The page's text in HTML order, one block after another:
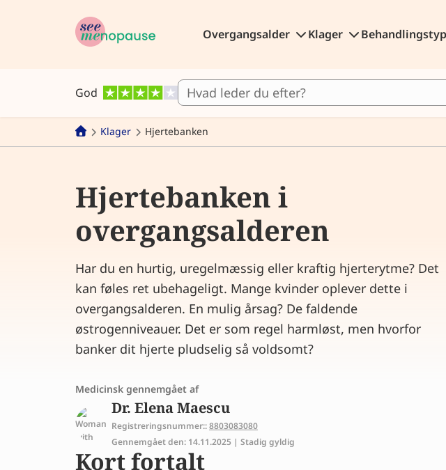
Overgangsalder Klager
God
Klager Hjertebanken
Hjertebanken i
overgangsalderen
Har du en hurtig, uregelmæssig eller kraftig hjerterytme? Det
kan føles ret ubehageligt. Mange kvinder oplever dette i
overgangsalderen. En mulig årsag? De faldende
østrogenniveauer. Det er som regel harmløst, men hvorfor
banker dit hjerte pludselig så voldsomt?
Medicinsk gennemgået af
Dr. Elena Maescu
Registreringsnummer::8803083080
Gennemgået den: 14.11.2025 | Stadig gyldig
Kort fortalt